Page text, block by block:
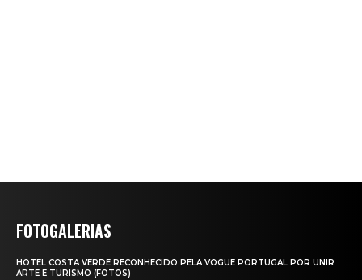
FOTOGALERIAS
HOTEL COSTA VERDE RECONHECIDO PELA VOGUE PORTUGAL POR UNIR
ARTE E TURISMO (FOTOS)